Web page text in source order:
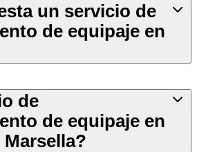
un servicio de
de equipaje en
de
de equipaje en